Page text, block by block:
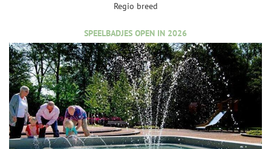
Regio breed
SPEELBADJES OPEN IN 2026